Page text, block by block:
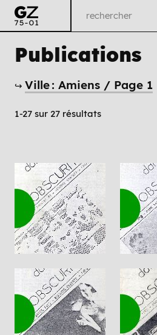
Publications
↪ Ville : Amiens / Page 1
1-27 sur 27 résultats